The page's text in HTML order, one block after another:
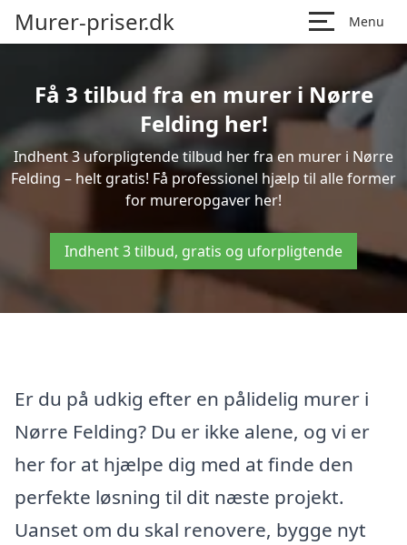
Murer-priser.dk Menu
Få 3 tilbud fra en murer i Nørre
Felding her!
Indhent 3 uforpligtende tilbud her fra en murer i Nørre
Felding – helt gratis! Få professionel hjælp til alle former
for mureropgaver her!
Indhent 3 tilbud, gratis og uforpligtende
Er du på udkig efter en pålidelig murer i
Nørre Felding? Du er ikke alene, og vi er
her for at hjælpe dig med at finde den
perfekte løsning til dit næste projekt.
Uanset om du skal renovere, bygge nyt